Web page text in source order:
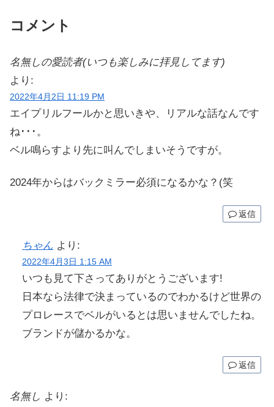
コメント
名無しの愛読者(いつも楽しみに拝見してます)
より:
2022年4月2日 11:19 PM
エイプリルフールかと思いきや、リアルな話なんです
ね･･･。
ベル鳴らすより先に叫んでしまいそうですが。
2024年からはバックミラー必須になるかな？(笑
返信
ちゃん より:
2022年4月3日 1:15 AM
いつも見て下さってありがとうございます!
日本なら法律で決まっているのでわかるけど世界の
プロレースでベルがいるとは思いませんでしたね。
ブランドが儲かるかな。
返信
名無し より: